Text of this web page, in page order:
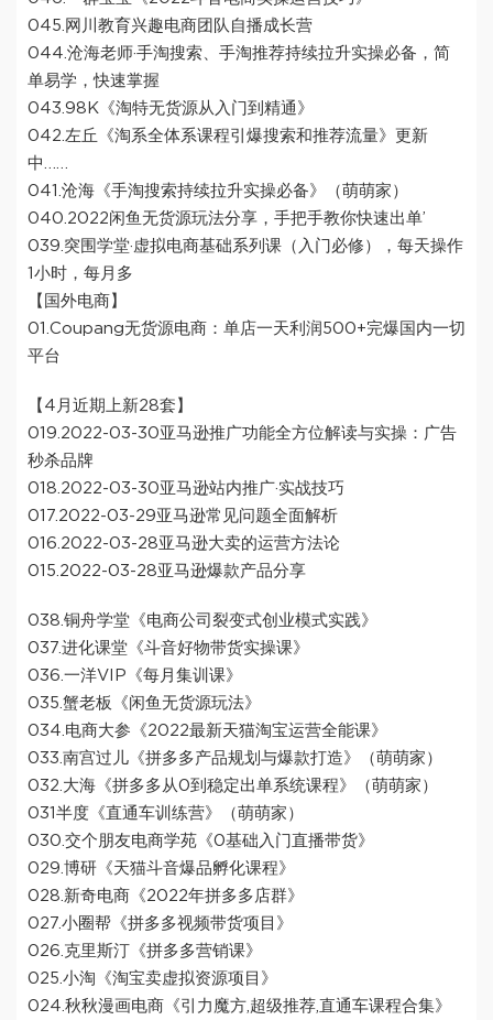
045.网川教育兴趣电商团队自播成长营
044.沧海老师·手淘搜索、手淘推荐持续拉升实操必备，简
单易学，快速掌握
043.98K《淘特无货源从入门到精通》
042.左丘《淘系全体系课程引爆搜索和推荐流量》更新
中……
041.沧海《手淘搜索持续拉升实操必备》（萌萌家）
040.2022闲鱼无货源玩法分享，手把手教你快速出单’
039.突围学堂·虚拟电商基础系列课（入门必修），每天操作
1小时，每月多
【国外电商】
01.Coupang无货源电商：单店一天利润500+完爆国内一切
平台
【4月近期上新28套】
019.2022-03-30亚马逊推广功能全方位解读与实操：广告
秒杀品牌
018.2022-03-30亚马逊站内推广·实战技巧
017.2022-03-29亚马逊常见问题全面解析
016.2022-03-28亚马逊大卖的运营方法论
015.2022-03-28亚马逊爆款产品分享
038.铜舟学堂《电商公司裂变式创业模式实践》
037.进化课堂《斗音好物带货实操课》
036.一洋VIP《每月集训课》
035.蟹老板《闲鱼无货源玩法》
034.电商大参《2022最新天猫淘宝运营全能课》
033.南宫过儿《拼多多产品规划与爆款打造》（萌萌家）
032.大海《拼多多从0到稳定出单系统课程》（萌萌家）
031半度《直通车训练营》（萌萌家）
030.交个朋友电商学苑《0基础入门直播带货》
029.博研《天猫斗音爆品孵化课程》
028.新奇电商《2022年拼多多店群》
027.小圈帮《拼多多视频带货项目》
026.克里斯汀《拼多多营销课》
025.小淘《淘宝卖虚‬拟资源项目》
024.秋秋漫画电商《引力魔方,超级推荐,直通车课程合集》